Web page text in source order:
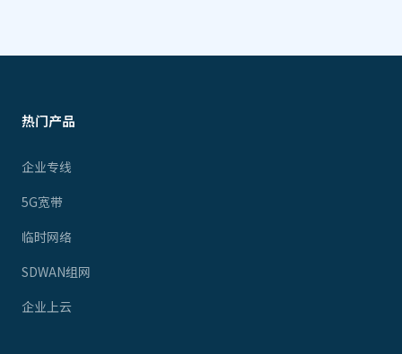
热门产品
企业专线
5G宽带
临时网络
SDWAN组网
企业上云